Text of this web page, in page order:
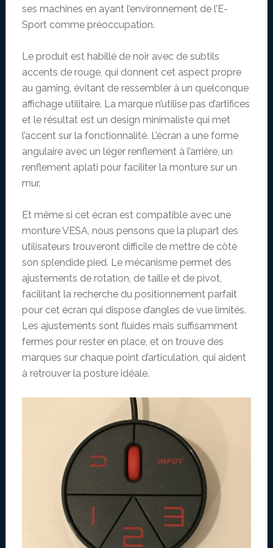
ses machines en ayant l’environnement de l’E-
Sport comme préoccupation.
Le produit est habillé de noir avec de subtils
accents de rouge, qui donnent cet aspect propre
au gaming, évitant de ressembler à un quelconque
affichage utilitaire. La marque n’utilise pas d’artifices
et le résultat est un design minimaliste qui met
l’accent sur la fonctionnalité. L’écran a une forme
angulaire avec un léger renflement à l’arrière, un
renflement aplati pour faciliter la monture sur un
mur.
Et même si cet écran est compatible avec une
monture VESA, nous pensons que la plupart des
utilisateurs trouveront difficile de mettre de côté
son splendide pied. Le mécanisme permet des
ajustements de rotation, de taille et de pivot,
facilitant la recherche du positionnement parfait
pour cet écran qui dispose d’angles de vue limités.
Les ajustements sont fluides mais suffisamment
fermes pour rester en place, et on trouve des
marques sur chaque point d’articulation, qui aident
à retrouver la posture idéale.